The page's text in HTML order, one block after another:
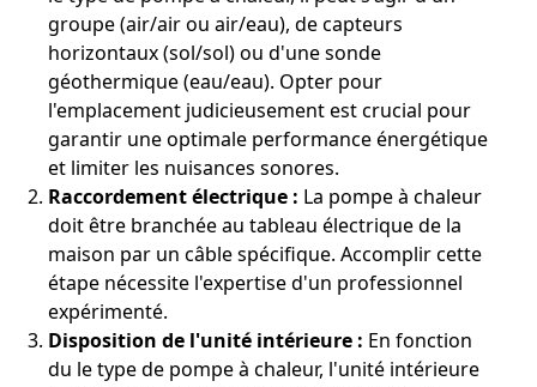
groupe (air/air ou air/eau), de capteurs
horizontaux (sol/sol) ou d'une sonde
géothermique (eau/eau). Opter pour
l'emplacement judicieusement est crucial pour
garantir une optimale performance énergétique
et limiter les nuisances sonores.
Raccordement électrique : La pompe à chaleur
doit être branchée au tableau électrique de la
maison par un câble spécifique. Accomplir cette
étape nécessite l'expertise d'un professionnel
expérimenté.
Disposition de l'unité intérieure : En fonction
du le type de pompe à chaleur, l'unité intérieure